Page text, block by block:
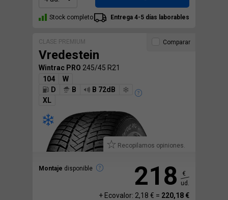
Stock completo Entrega 4-5 días laborables
CLASE PREMIUM
Vredestein
Wintrac PRO 245/45 R21
104
W
D
B
B 72dB
XL
Recopilamos opiniones.
Montaje disponible
Comparar
218
€
ud.
+ Ecovalor: 2,18 € = 220,18 €